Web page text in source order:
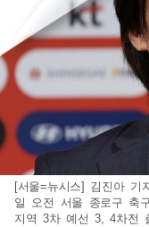
[서울=뉴시스] 김진아
일 오전 서울 종로구 축
지역 3차 예선 3, 4차전